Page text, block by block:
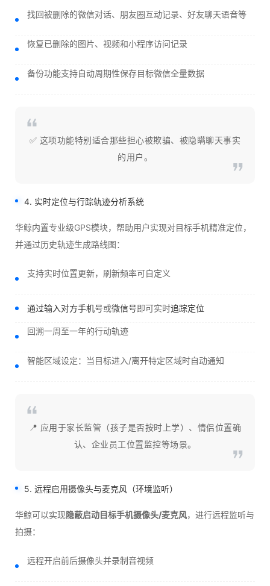
找回被删除的微信对话、朋友圈互动记录、好友聊天语音等
恢复已删除的图片、视频和小程序访问记录
备份功能支持自动周期性保存目标微信全量数据
✅ 这项功能特别适合那些担心被欺骗、被隐瞒聊天事实
的用户。
4. 实时定位与行踪轨迹分析系统
华鲸内置专业级GPS模块，帮助用户实现对目标手机精准定位，
并通过历史轨迹生成路线图：
支持实时位置更新，刷新频率可自定义
通过输入对方手机号或微信号即可实时追踪定位
回溯一周至一年的行动轨迹
智能区域设定：当目标进入/离开特定区域时自动通知
📍 应用于家长监管（孩子是否按时上学）、情侣位置确
认、企业员工位置监控等场景。
5. 远程启用摄像头与麦克风（环境监听）
华鲸可以实现隐蔽启动目标手机摄像头/麦克风，进行远程监听与
拍摄：
远程开启前后摄像头并录制音视频